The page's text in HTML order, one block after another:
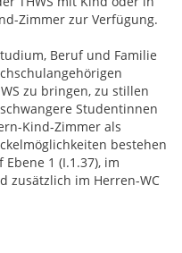
Zimmer zur Verfügung.
Beruf und Familie
zu bringen, zu stillen
Studentinnen
Kind-Zimmer als
bestehen
1 (I.1.37), im
zusätzlich im Herren-WC